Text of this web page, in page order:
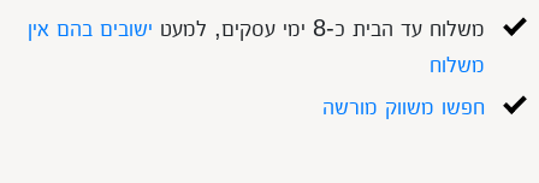
משלוח עד הבית כ-8 ימי עסקים, למעט
ישובים בהם אין
משלוח
חפשו משווק מורשה